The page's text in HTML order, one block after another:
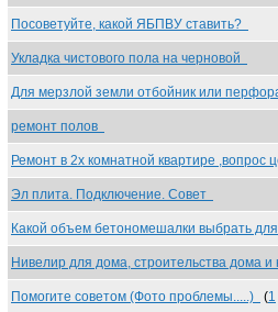
Посоветуйте, какой ЯБПВУ ставить?
Укладка чистового пола на черновой
Для мерзлой земли отбойник или
ремонт полов
Ремонт в 2х комнатной квартире ,вопрос
Эл плита. Подключение. Совет
Какой объем бетономешалки выбрать
Нивелир для дома, строительства дома
Помогите советом (Фото проблемы.....) (1